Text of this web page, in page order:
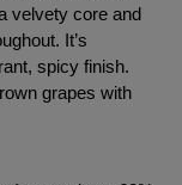
velvety core and
It’s
spicy finish.
grapes with